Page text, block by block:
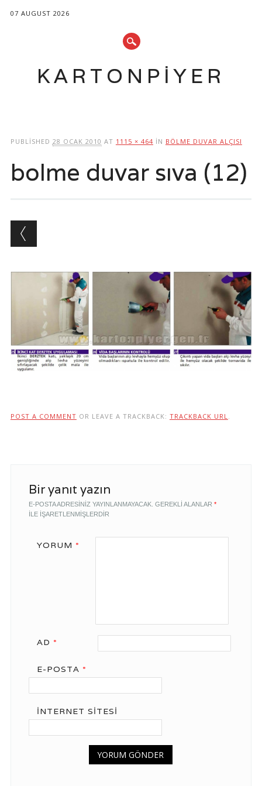
07 AUGUST 2026
KARTONPIYER
PUBLISHED 28 OCAK 2010 AT 1115 × 464 IN BÖLME DUVAR ALÇISI
bolme duvar sıva (12)
POST A COMMENT OR LEAVE A TRACKBACK: TRACKBACK URL.
Bir yanıt yazın
E-POSTA ADRESINIZ YAYINLANMAYACAK. GEREKLI ALANLAR *
ILE IŞARETLENMIŞLERDIR
YORUM *
AD *
E-POSTA *
İNTERNET SITESI